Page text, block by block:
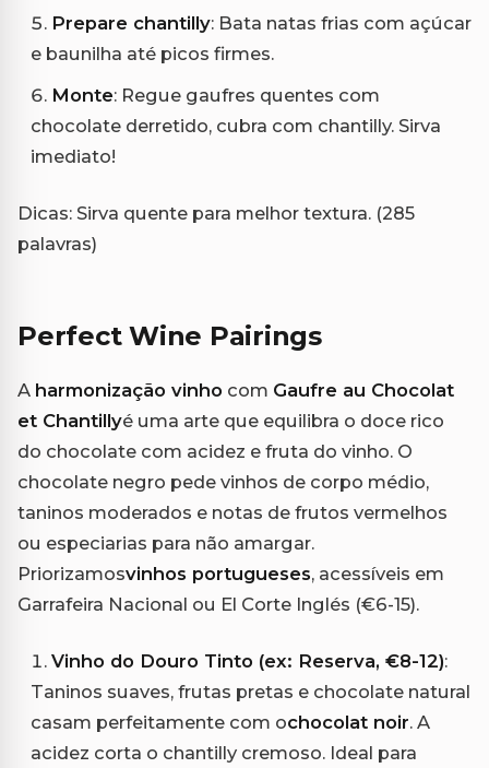
Prepare chantilly: Bata natas frias com açúcar
e baunilha até picos firmes.
Monte: Regue gaufres quentes com
chocolate derretido, cubra com chantilly. Sirva
imediato!
Dicas: Sirva quente para melhor textura. (285
palavras)
Perfect Wine Pairings
A harmonização vinho com Gaufre au Chocolat
et Chantillyé uma arte que equilibra o doce rico
do chocolate com acidez e fruta do vinho. O
chocolate negro pede vinhos de corpo médio,
taninos moderados e notas de frutos vermelhos
ou especiarias para não amargar.
Priorizamosvinhos portugueses, acessíveis em
Garrafeira Nacional ou El Corte Inglés (€6-15).
Vinho do Douro Tinto (ex: Reserva, €8-12):
Taninos suaves, frutas pretas e chocolate natural
casam perfeitamente com ochocolat noir. A
acidez corta o chantilly cremoso. Ideal para